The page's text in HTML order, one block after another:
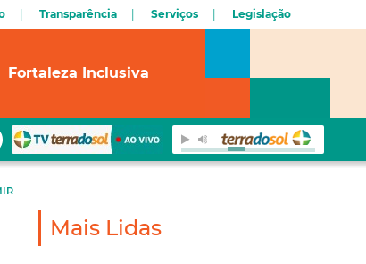
Transparência Serviços Legislação
Fortaleza Inclusiva
Mais Lidas